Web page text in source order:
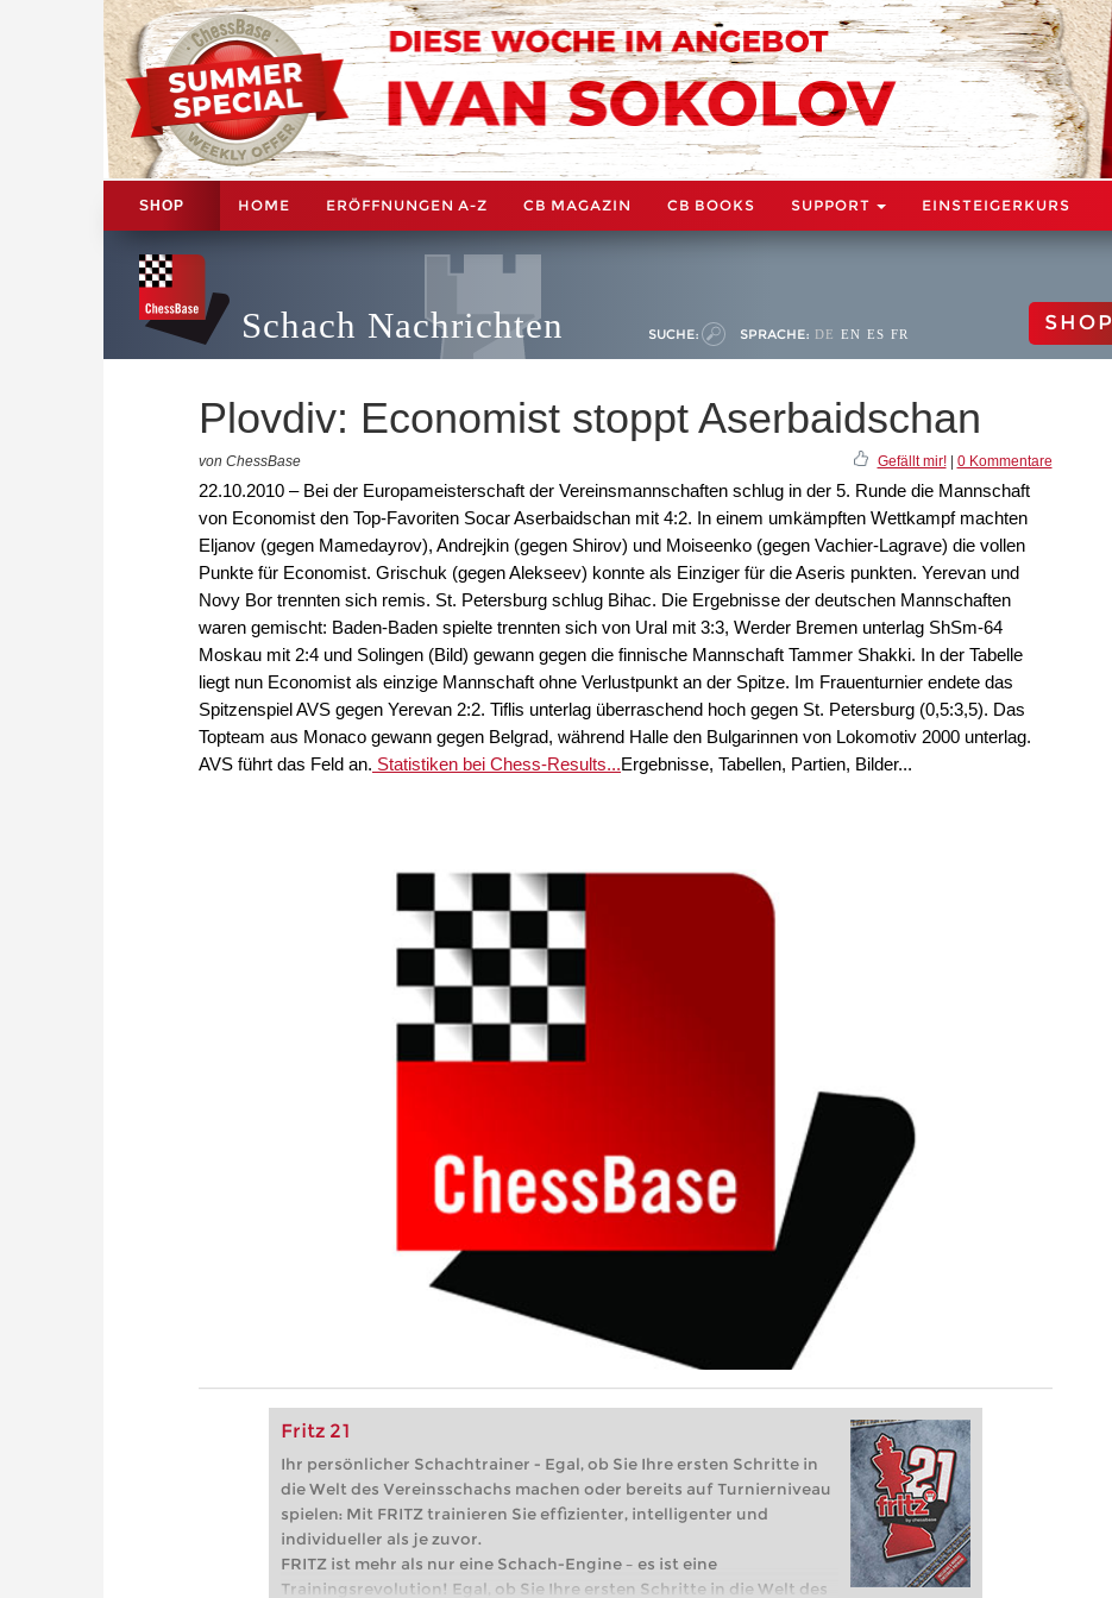
SHOP HOME ERÖFFNUNGEN A-Z CB MAGAZIN CB BOOKS SUPPORT EINSTEIGERKURS
Schach Nachrichten SUCHE: SPRACHE: DE EN ES FR SHOP
Plovdiv: Economist stoppt Aserbaidschan
von ChessBase Gefällt mir!| 0 Kommentare
22.10.2010 – Bei der Europameisterschaft der Vereinsmannschaften schlug in der 5. Runde die Mannschaft
von Economist den Top-Favoriten Socar Aserbaidschan mit 4:2. In einem umkämpften Wettkampf machten
Eljanov (gegen Mamedayrov), Andrejkin (gegen Shirov) und Moiseenko (gegen Vachier-Lagrave) die vollen
Punkte für Economist. Grischuk (gegen Alekseev) konnte als Einziger für die Aseris punkten. Yerevan und
Novy Bor trennten sich remis. St. Petersburg schlug Bihac. Die Ergebnisse der deutschen Mannschaften
waren gemischt: Baden-Baden spielte trennten sich von Ural mit 3:3, Werder Bremen unterlag ShSm-64
Moskau mit 2:4 und Solingen (Bild) gewann gegen die finnische Mannschaft Tammer Shakki. In der Tabelle
liegt nun Economist als einzige Mannschaft ohne Verlustpunkt an der Spitze. Im Frauenturnier endete das
Spitzenspiel AVS gegen Yerevan 2:2. Tiflis unterlag überraschend hoch gegen St. Petersburg (0,5:3,5). Das
Topteam aus Monaco gewann gegen Belgrad, während Halle den Bulgarinnen von Lokomotiv 2000 unterlag.
AVS führt das Feld an. Statistiken bei Chess-Results...Ergebnisse, Tabellen, Partien, Bilder...
Fritz 21
Ihr persönlicher Schachtrainer - Egal, ob Sie Ihre ersten Schritte in
die Welt des Vereinsschachs machen oder bereits auf Turnierniveau
spielen: Mit FRITZ trainieren Sie effizienter, intelligenter und
individueller als je zuvor.
FRITZ ist mehr als nur eine Schach-Engine – es ist eine
Trainingsrevolution! Egal, ob Sie Ihre ersten Schritte in die Welt des